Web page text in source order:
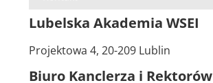
Lubelska Akademia WSEI
Projektowa 4, 20-209 Lublin
Biuro Kanclerza i Rektorów